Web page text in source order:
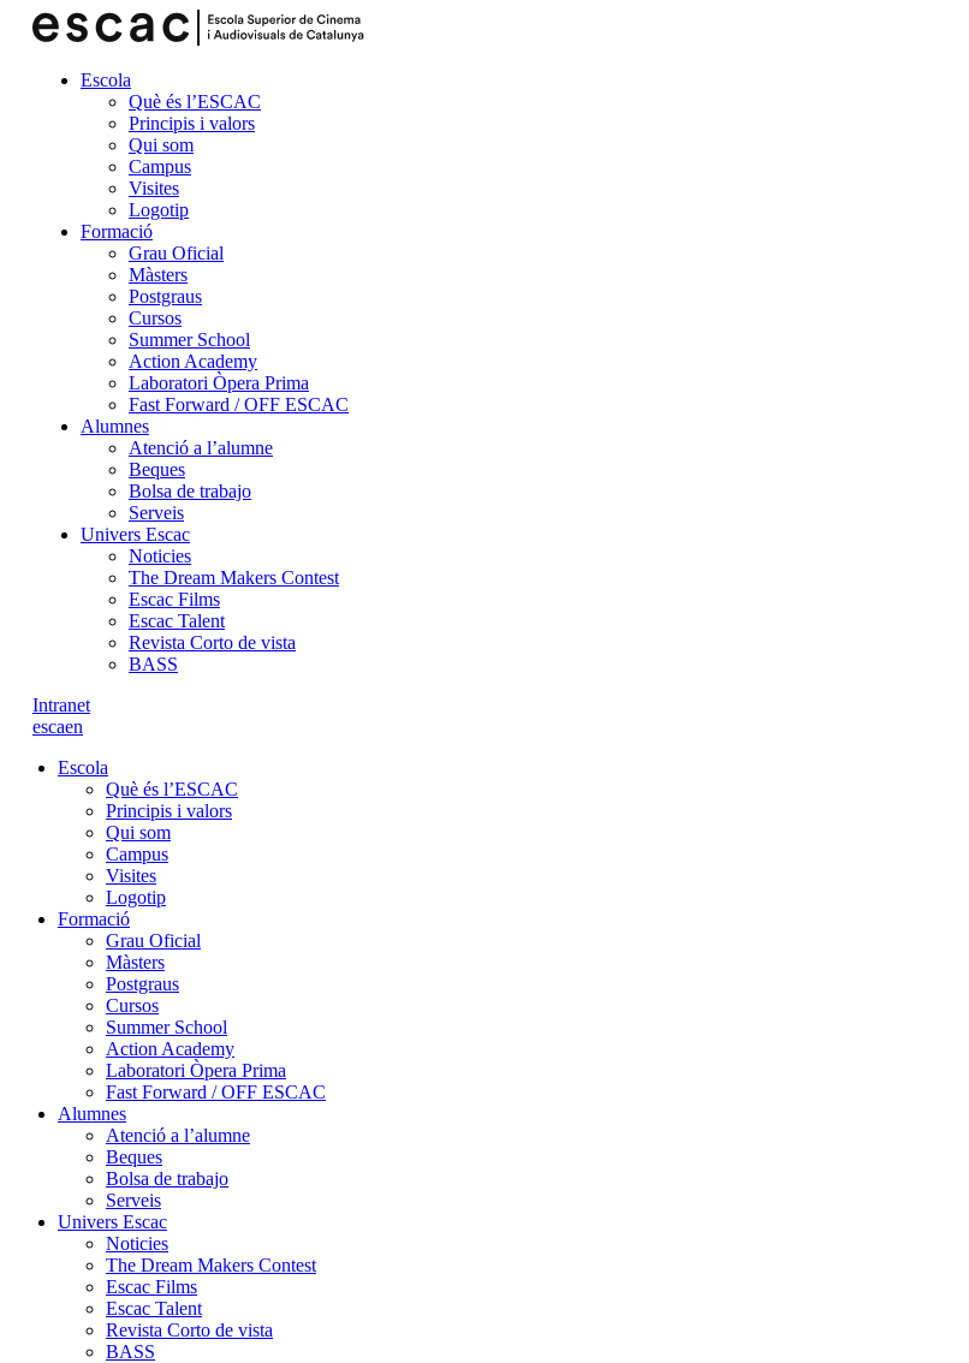
Escola
Què és l’ESCAC
Principis i valors
Qui som
Campus
Visites
Logotip
Formació
Grau Oficial
Màsters
Postgraus
Cursos
Summer School
Action Academy
Laboratori Òpera Prima
Fast Forward / OFF ESCAC
Alumnes
Atenció a l’alumne
Beques
Bolsa de trabajo
Serveis
Univers Escac
Noticies
The Dream Makers Contest
Escac Films
Escac Talent
Revista Corto de vista
BASS
Intranet
escaen
Escola
Què és l’ESCAC
Principis i valors
Qui som
Campus
Visites
Logotip
Formació
Grau Oficial
Màsters
Postgraus
Cursos
Summer School
Action Academy
Laboratori Òpera Prima
Fast Forward / OFF ESCAC
Alumnes
Atenció a l’alumne
Beques
Bolsa de trabajo
Serveis
Univers Escac
Noticies
The Dream Makers Contest
Escac Films
Escac Talent
Revista Corto de vista
BASS